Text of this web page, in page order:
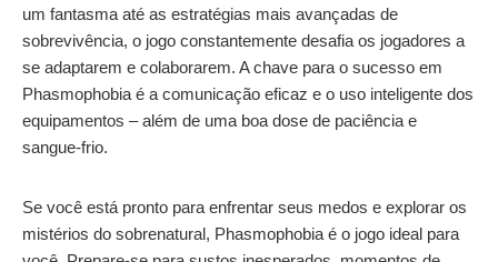
um fantasma até as estratégias mais avançadas de
sobrevivência, o jogo constantemente desafia os jogadores a
se adaptarem e colaborarem. A chave para o sucesso em
Phasmophobia é a comunicação eficaz e o uso inteligente dos
equipamentos – além de uma boa dose de paciência e
sangue-frio.
Se você está pronto para enfrentar seus medos e explorar os
mistérios do sobrenatural, Phasmophobia é o jogo ideal para